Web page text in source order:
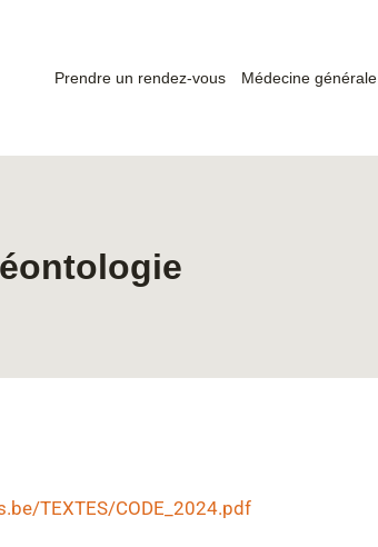
Prendre un rendez-vous Médecine générale
TEXTES/CODE_2024.pdf